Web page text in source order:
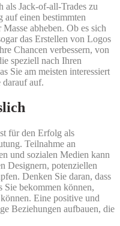
als Jack-of-all-Trades zu
auf einen bestimmten
abheben. Ob es sich
das Erstellen von Logos
Chancen verbessern, von
speziell nach Ihren
Sie am meisten interessiert
auf.
für den Erfolg als
Teilnahme an
und sozialen Medien kann
Designern, potenziellen
Denken Sie daran, dass
bekommen können,
Eine positive und
Beziehungen aufbauen, die